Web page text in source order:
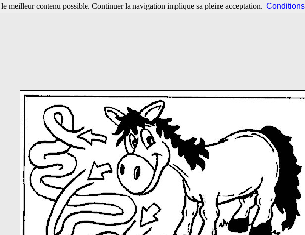
meilleur contenu possible. Continuer la navigation implique sa pleine acceptation. Conditions